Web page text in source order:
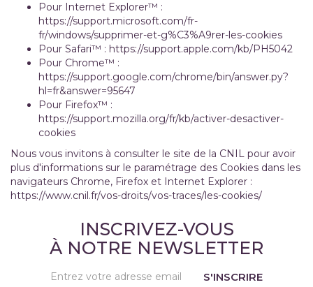
Pour Internet Explorer™ :
https://support.microsoft.com/fr-
fr/windows/supprimer-et-g%C3%A9rer-les-cookies
Pour Safari™ : https://support.apple.com/kb/PH5042
Pour Chrome™ :
https://support.google.com/chrome/bin/answer.py?
hl=fr&answer=95647
Pour Firefox™ :
https://support.mozilla.org/fr/kb/activer-desactiver-
cookies
Nous vous invitons à consulter le site de la CNIL pour avoir
plus d'informations sur le paramétrage des Cookies dans les
navigateurs Chrome, Firefox et Internet Explorer :
https://www.cnil.fr/vos-droits/vos-traces/les-cookies/
INSCRIVEZ-VOUS
À NOTRE NEWSLETTER
S'INSCRIRE